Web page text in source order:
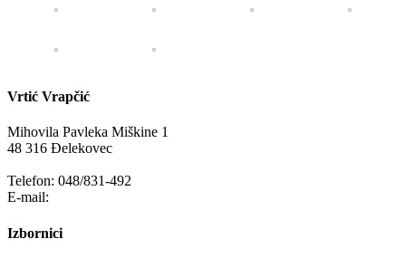
Vrtić Vrapčić
Mihovila Pavleka Miškine 1
48 316 Đelekovec
Telefon: 048/831-492
E-mail:
Izbornici